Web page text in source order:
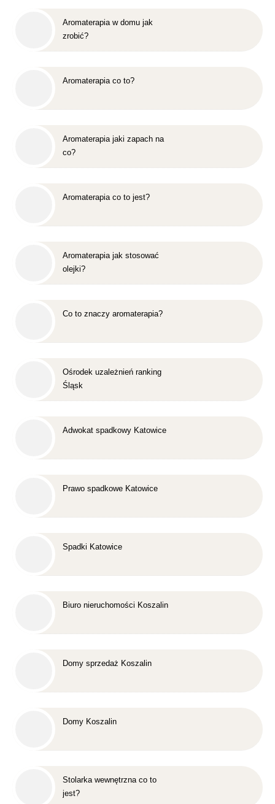
Aromaterapia w domu jak
zrobić?
Aromaterapia co to?
Aromaterapia jaki zapach na
co?
Aromaterapia co to jest?
Aromaterapia jak stosować
olejki?
Co to znaczy aromaterapia?
Ośrodek uzależnień ranking
Śląsk
Adwokat spadkowy Katowice
Prawo spadkowe Katowice
Spadki Katowice
Biuro nieruchomości Koszalin
Domy sprzedaż Koszalin
Domy Koszalin
Stolarka wewnętrzna co to
jest?